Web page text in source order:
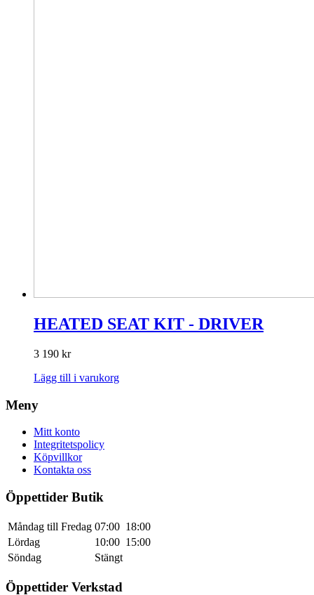
HEATED SEAT KIT - DRIVER
3 190 kr
Lägg till i varukorg
Meny
Mitt konto
Integritetspolicy
Köpvillkor
Kontakta oss
Öppettider Butik
Måndag till Fredag 07:00 18:00
Lördag
10:00 15:00
Söndag
Stängt
Öppettider Verkstad